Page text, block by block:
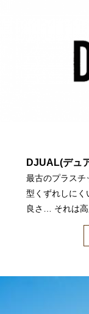
DJUAL(デュ
最古のプラスチ
型くずれしに
良さ… それは高